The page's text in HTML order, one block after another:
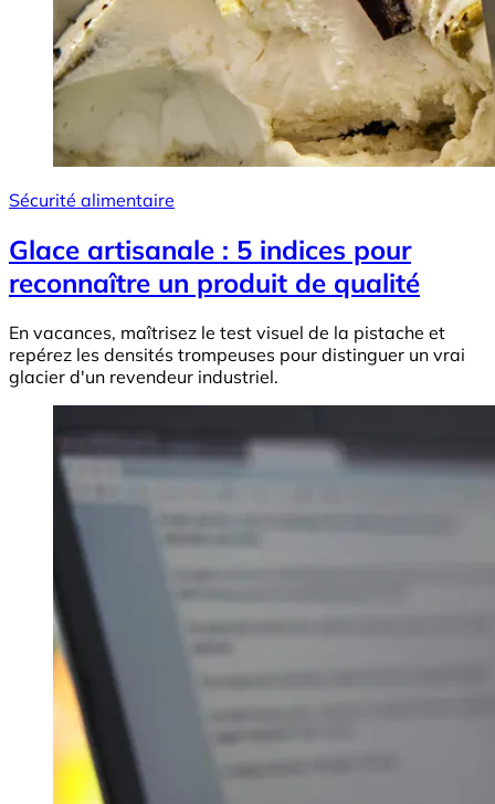
Sécurité alimentaire
Glace artisanale : 5 indices pour
reconnaître un produit de qualité
En vacances, maîtrisez le test visuel de la pistache et
repérez les densités trompeuses pour distinguer un vrai
glacier d'un revendeur industriel.